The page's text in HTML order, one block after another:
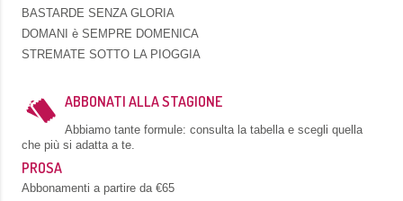
BASTARDE SENZA GLORIA
DOMANI è SEMPRE DOMENICA
STREMATE SOTTO LA PIOGGIA
ABBONATI ALLA STAGIONE
Abbiamo tante formule: consulta la tabella e scegli quella
che più si adatta a te.
PROSA
Abbonamenti a partire da €65